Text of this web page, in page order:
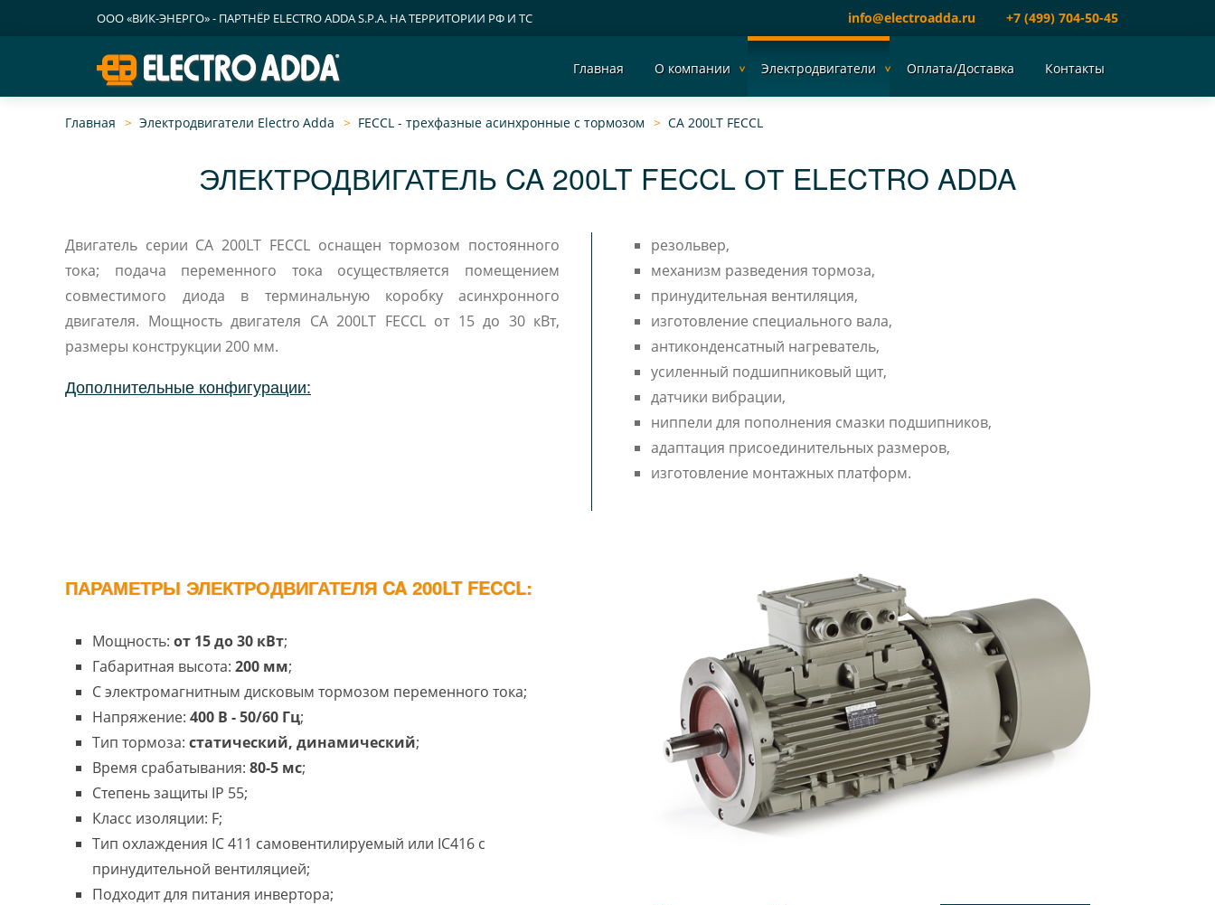
ООО «ВИК-ЭНЕРГО» - ПАРТНЁР ELECTRO ADDA S.P.A. НА ТЕРРИТОРИИ РФ И ТС info@electroadda.ru +7 (499) 704-50-45
Главная О компании Электродвигатели Оплата/Доставка Контакты
Главная Электродвигатели Electro Adda FECCL - трехфазные асинхронные c тормозом CA 200LT FECCL
ЭЛЕКТРОДВИГАТЕЛЬ CA 200LT FECCL ОТ ELECTRO ADDA
Двигатель серии CA 200LT FECCL оснащен тормозом постоянного
тока; подача переменного тока осуществляется помещением
совместимого диода в терминальную коробку асинхронного
двигателя. Мощность двигателя CA 200LT FECCL от 15 до 30 кВт,
размеры конструкции 200 мм.
Дополнительные конфигурации:
резольвер,
механизм разведения тормоза,
принудительная вентиляция,
изготовление специального вала,
антиконденсатный нагреватель,
усиленный подшипниковый щит,
датчики вибрации,
ниппели для пополнения смазки подшипников,
адаптация присоединительных размеров,
изготовление монтажных платформ.
ПАРАМЕТРЫ ЭЛЕКТРОДВИГАТЕЛЯ CA 200LT FECCL:
Мощность: от 15 до 30 кВт;
Габаритная высота: 200 мм;
С электромагнитным дисковым тормозом переменного тока;
Напряжение: 400 В - 50/60 Гц;
Тип тормоза: статический, динамический;
Время срабатывания: 80-5 мс;
Степень защиты IP 55;
Класс изоляции: F;
Тип охлаждения IC 411 самовентилируемый или IC416 с
принудительной вентиляцией;
Подходит для питания инвертора;